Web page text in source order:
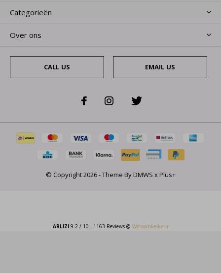
Categorieën
Over ons
CALL US EMAIL US
© Copyright2026- Theme ByDMWS x Plus+
ARLIZI9.2 / 10 - 1163 Reviews @ Webwinkelkeur